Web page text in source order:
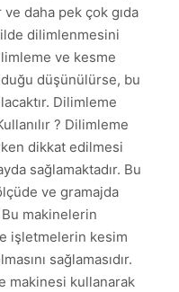
daha pek çok gıda
dilimlenmesini
ve kesme
düşünülürse, bu
Dilimleme
? Dilimleme
dikkat edilmesi
sağlamaktadır. Bu
ve gramajda
Bu makinelerin
işletmelerin kesim
sağlamasıdır.
makinesi kullanarak